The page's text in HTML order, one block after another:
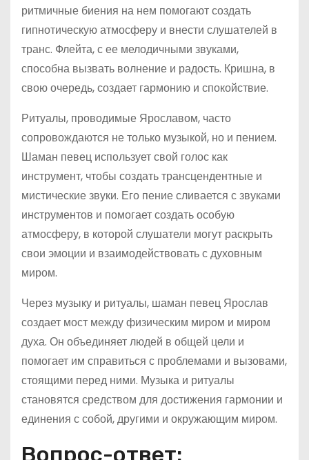
ритмичные биения на нем помогают создать
гипнотическую атмосферу и внести слушателей в
транс. Флейта, с ее мелодичными звуками,
способна вызвать волнение и радость. Кришна, в
свою очередь, создает гармонию и спокойствие.
Ритуалы, проводимые Ярославом, часто
сопровождаются не только музыкой, но и пением.
Шаман певец использует свой голос как
инструмент, чтобы создать трансцендентные и
мистические звуки. Его пение сливается с звуками
инструментов и помогает создать особую
атмосферу, в которой слушатели могут раскрыть
свои эмоции и взаимодействовать с духовным
миром.
Через музыку и ритуалы, шаман певец Ярослав
создает мост между физическим миром и миром
духа. Он объединяет людей в общей цели и
помогает им справиться с проблемами и вызовами,
стоящими перед ними. Музыка и ритуалы
становятся средством для достижения гармонии и
единения с собой, другими и окружающим миром.
Вопрос-ответ: